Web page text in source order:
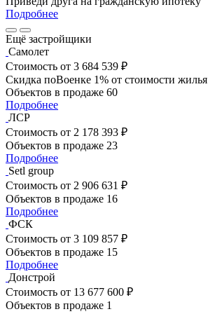
Подробнее
Ещё застройщики
Самолет
Стоимость от 3 684 539 ₽
Скидка поВоенке 1% от стоимости жилья
Объектов в продаже 60
Подробнее
ЛСР
Стоимость от 2 178 393 ₽
Объектов в продаже 23
Подробнее
Setl group
Стоимость от 2 906 631 ₽
Объектов в продаже 16
Подробнее
ФСК
Стоимость от 3 109 857 ₽
Объектов в продаже 15
Подробнее
Донстрой
Стоимость от 13 677 600 ₽
Объектов в продаже 1